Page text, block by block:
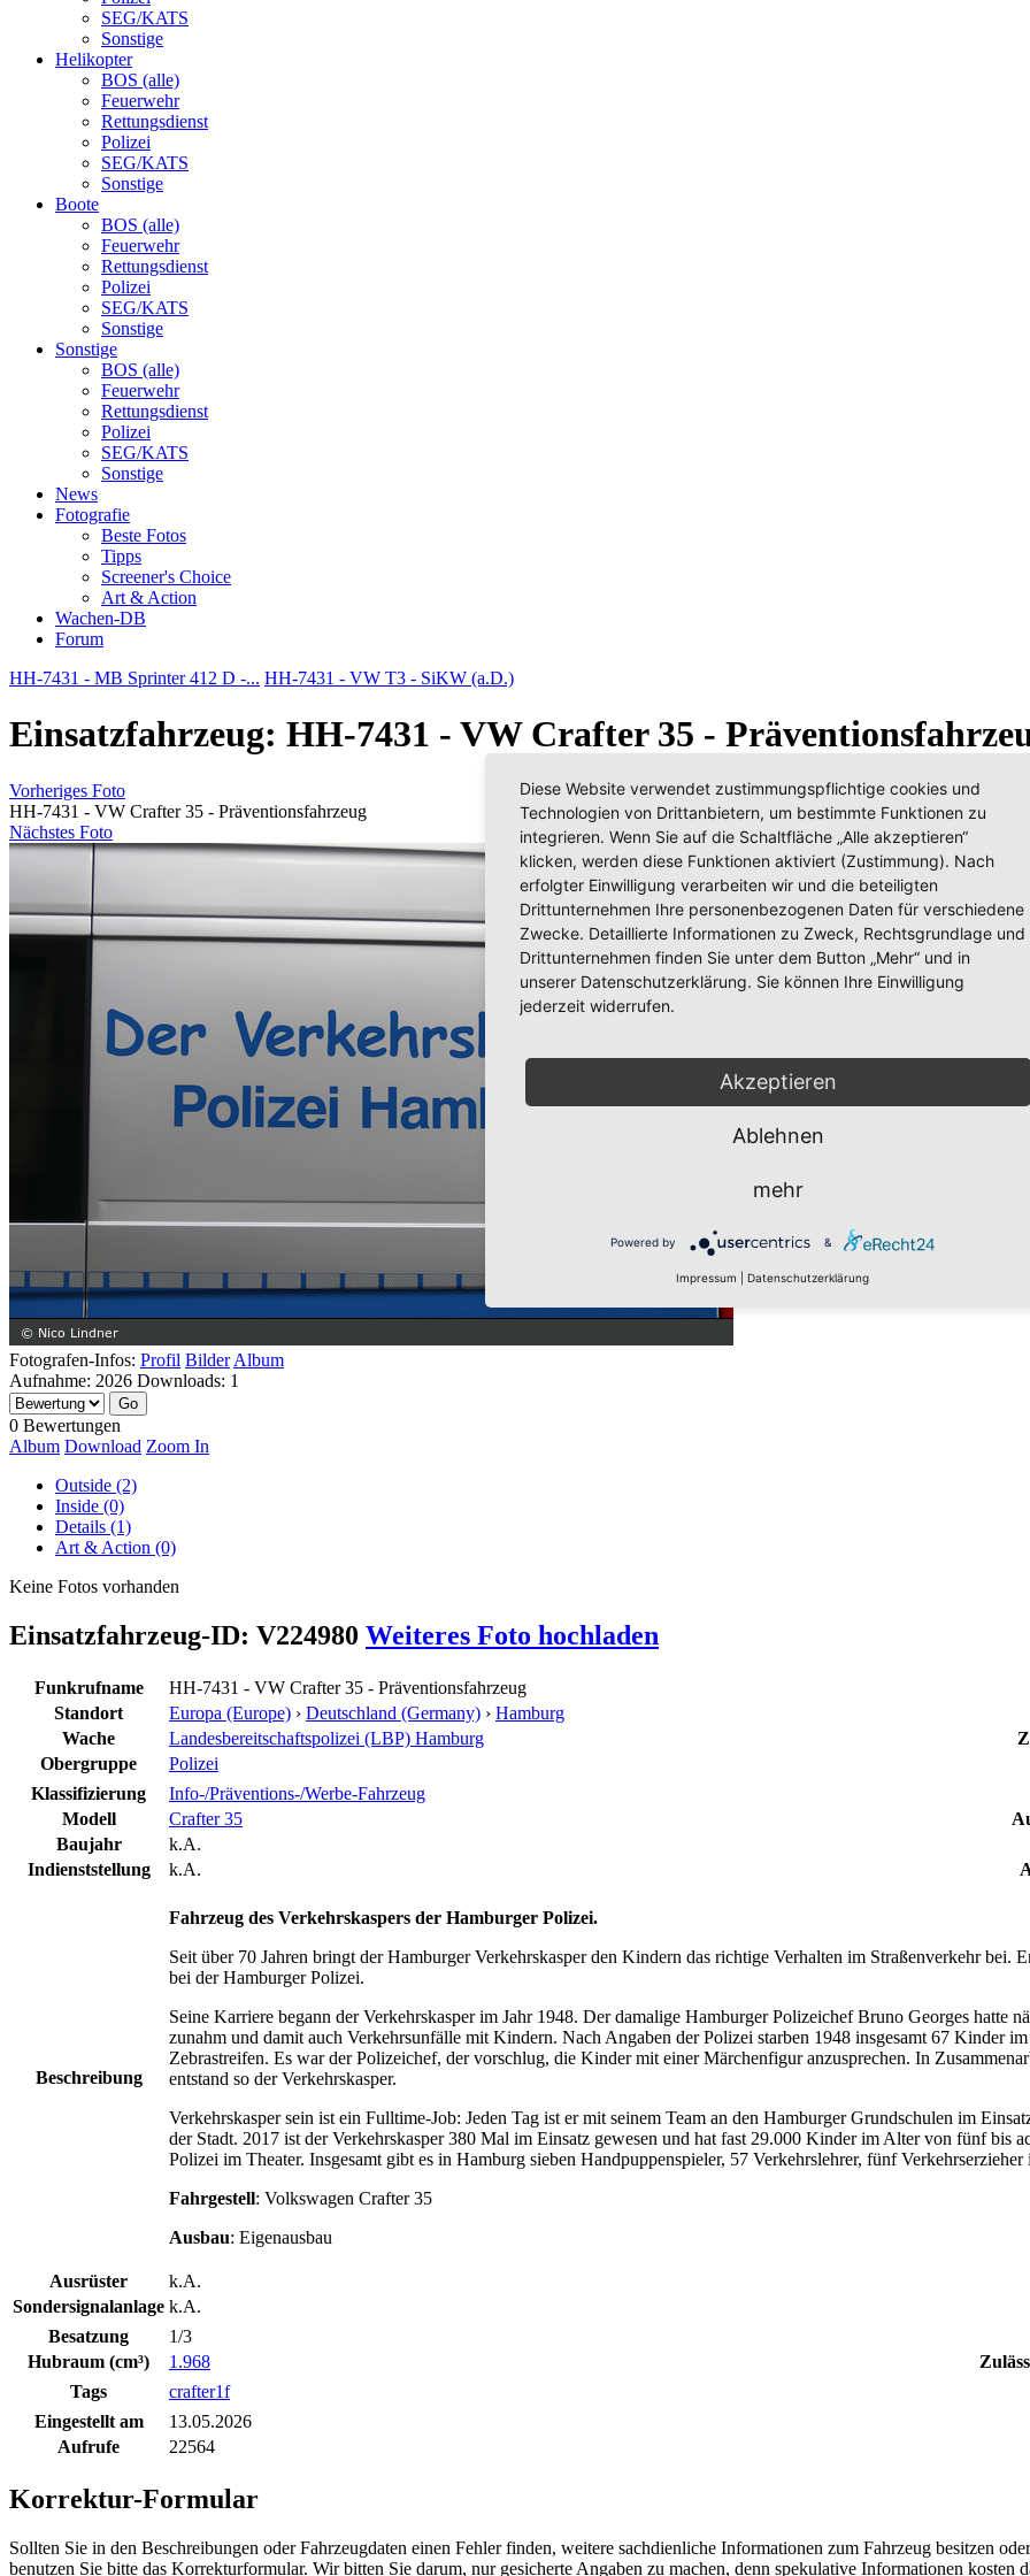
SEG/KATS
Sonstige
Helikopter
BOS (alle)
Feuerwehr
Rettungsdienst
Polizei
SEG/KATS
Sonstige
Boote
BOS (alle)
Feuerwehr
Rettungsdienst
Polizei
SEG/KATS
Sonstige
Sonstige
BOS (alle)
Feuerwehr
Rettungsdienst
Polizei
SEG/KATS
Sonstige
News
Fotografie
Beste Fotos
Tipps
Screener's Choice
Art & Action
Wachen-DB
Forum
HH-7431 - MB Sprinter 412 D -... HH-7431 - VW T3 - SiKW (a.D.)
Einsatzfahrzeug: HH-7431 - VW Crafter 35 -
Vorheriges Foto
HH-7431 - VW Crafter 35 - Präventionsfahrzeug
Nächstes Foto
Fotografen-Infos: Profil Bilder Album
Aufnahme: 2026 Downloads: 1
0 Bewertungen
Album Download Zoom In
Outside (2)
Inside (0)
Details (1)
Art & Action (0)
Keine Fotos vorhanden
Einsatzfahrzeug-ID: V224980 Weiteres Foto hochladen
Funkrufname
HH-7431 - VW Crafter 35 - Präventionsfahrzeug
Standort
Europa (Europe) › Deutschland (Germany) › Hamburg
Wache
Landesbereitschaftspolizei (LBP) Hamburg
Obergruppe
Polizei
Klassifizierung
Info-/Präventions-/Werbe-Fahrzeug
Modell
Crafter 35
Baujahr
k.A.
Indienststellung
k.A.
Beschreibung
Fahrzeug des Verkehrskaspers der Hamburger Polizei.
Seit über 70 Jahren bringt der Hamburger Verkehrskasper den Kindern das richtige Verhalten im Straßenverkehr bei.
bei der Hamburger Polizei.
Seine Karriere begann der Verkehrskasper im Jahr 1948. Der damalige Hamburger Polizeichef Bruno Georges hatte
zunahm und damit auch Verkehrsunfälle mit Kindern. Nach Angaben der Polizei starben 1948 insgesamt 67 Kinder
Zebrastreifen. Es war der Polizeichef, der vorschlug, die Kinder mit einer Märchenfigur anzusprechen. In
entstand so der Verkehrskasper.
Verkehrskasper sein ist ein Fulltime-Job: Jeden Tag ist er mit seinem Team an den Hamburger Grundschulen im
der Stadt. 2017 ist der Verkehrskasper 380 Mal im Einsatz gewesen und hat fast 29.000 Kinder im Alter von fünf bis
Polizei im Theater. Insgesamt gibt es in Hamburg sieben Handpuppenspieler, 57 Verkehrslehrer, fünf
Fahrgestell: Volkswagen Crafter 35
Ausbau: Eigenausbau
Ausrüster
k.A.
Sondersignalanlage k.A.
Besatzung
1/3
Hubraum (cm³)
1.968
Tags
crafter1f
Eingestellt am
13.05.2026
Aufrufe
22564
Korrektur-Formular
Sollten Sie in den Beschreibungen oder Fahrzeugdaten einen Fehler finden, weitere sachdienliche Informationen zum Fahrzeug besitzen
benutzen Sie bitte das Korrekturformular. Wir bitten Sie darum, nur gesicherte Angaben zu machen, denn spekulative Informationen
Diese Website verwendet zustimmungspflichtige cookies und
Technologien von Drittanbietern, um bestimmte Funktionen zu
integrieren. Wenn Sie auf die Schaltfläche „Alle akzeptieren“
klicken, werden diese Funktionen aktiviert (Zustimmung). Nach
erfolgter Einwilligung verarbeiten wir und die beteiligten
Drittunternehmen Ihre personenbezogenen Daten für verschiedene
Zwecke. Detaillierte Informationen zu Zweck, Rechtsgrundlage und
Drittunternehmen finden Sie unter dem Button „Mehr“ und in
unserer Datenschutzerklärung. Sie können Ihre Einwilligung
jederzeit widerrufen.
Akzeptieren
Ablehnen
mehr
Powered by &
Impressum Datenschutzerklärung